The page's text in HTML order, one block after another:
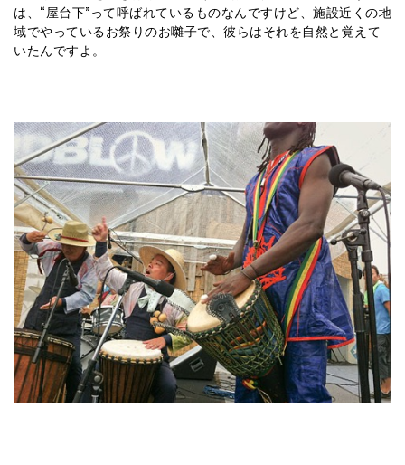
は、“屋台下”って呼ばれているものなんですけど、施設近くの地
域でやっているお祭りのお囃子で、彼らはそれを自然と覚えて
いたんですよ。